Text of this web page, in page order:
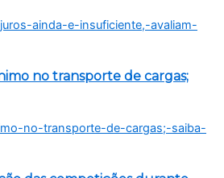
no transporte de cargas;